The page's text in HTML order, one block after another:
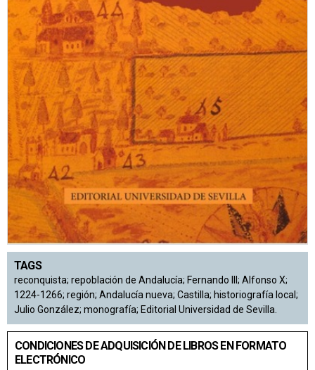
TAGS
reconquista; repoblación de Andalucía; Fernando III; Alfonso X;
1224-1266; región; Andalucía nueva; Castilla; historiografía local;
Julio González; monografía; Editorial Universidad de Sevilla.
CONDICIONES DE ADQUISICIÓN DE LIBROS EN FORMATO
ELECTRÓNICO